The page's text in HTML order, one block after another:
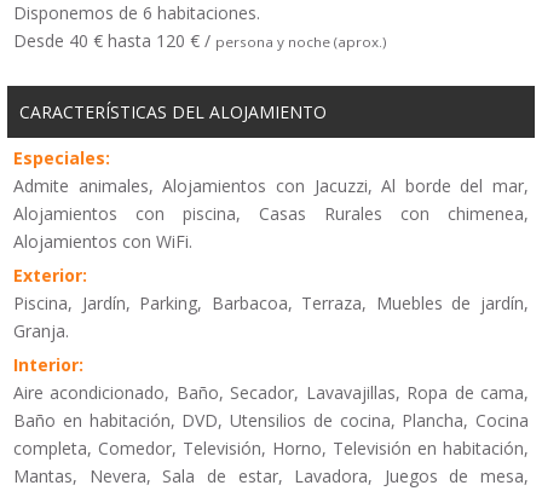
Disponemos de 6 habitaciones.
Desde 40 € hasta 120 € / persona y noche (aprox.)
CARACTERÍSTICAS DEL ALOJAMIENTO
Especiales:
Admite animales, Alojamientos con Jacuzzi, Al borde del mar,
Alojamientos con piscina, Casas Rurales con chimenea,
Alojamientos con WiFi.
Exterior:
Piscina, Jardín, Parking, Barbacoa, Terraza, Muebles de jardín,
Granja.
Interior:
Aire acondicionado, Baño, Secador, Lavavajillas, Ropa de cama,
Baño en habitación, DVD, Utensilios de cocina, Plancha, Cocina
completa, Comedor, Televisión, Horno, Televisión en habitación,
Mantas, Nevera, Sala de estar, Lavadora, Juegos de mesa,